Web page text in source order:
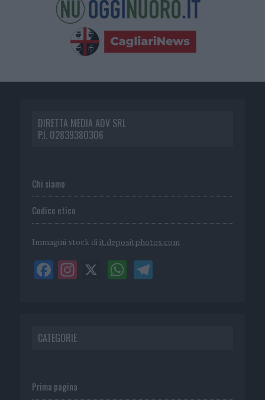
DIRETTA MEDIA ADV SRL
P.I. 02839380306
Chi siamo
Codice etico
Immagini stock di it.depositphotos.com
CATEGORIE
Prima pagina